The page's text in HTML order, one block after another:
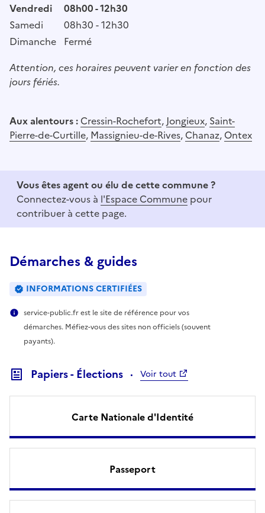
Vendredi
08h00 - 12h30
Samedi
08h30 - 12h30
Dimanche Fermé
Attention, ces horaires peuvent varier en fonction des
jours fériés.
Aux alentours : Cressin-Rochefort, Jongieux, Saint-
Pierre-de-Curtille, Massignieu-de-Rives, Chanaz, Ontex
Vous êtes agent ou élu de cette commune ?
Connectez-vous à l'Espace Commune pour
contribuer à cette page.
Démarches & guides
INFORMATIONS CERTIFIÉES
service-public.fr est le site de référence pour vos
démarches. Méfiez-vous des sites non officiels (souvent
payants).
Papiers - Élections Voir tout
Carte Nationale d'Identité
Passeport